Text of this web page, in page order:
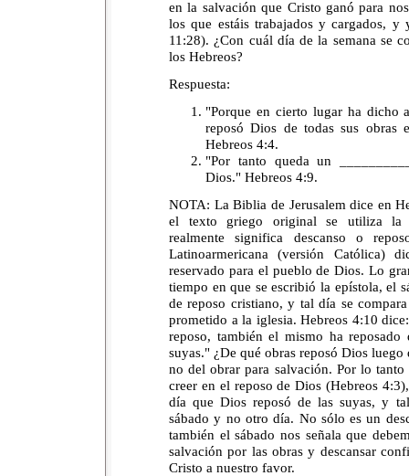
en la salvación que Cristo ganó para
los que estáis trabajados y cargados, y
11:28). ¿Con cuál día de la semana se
los Hebreos?
Respuesta:
"Porque en cierto lugar ha dicho
reposó Dios de todas sus obras
Hebreos 4:4.
"Por tanto queda un
Dios." Hebreos 4:9.
NOTA: La Biblia de Jerusalem dice en
el texto griego original se utiliza la
realmente significa descanso o
Latinoarmericana (versión Católica)
reservado para el pueblo de Dios. Lo
tiempo en que se escribió la epístola, el
de reposo cristiano, y tal día se
prometido a la iglesia. Hebreos 4:10
reposo, también el mismo ha
suyas." ¿De qué obras reposó Dios
no del obrar para salvación. Por lo
creer en el reposo de Dios (Hebreos
día que Dios reposó de las suyas, y
sábado y no otro día. No sólo es un
también el sábado nos señala que
salvación por las obras y descansar
Cristo a nuestro favor.